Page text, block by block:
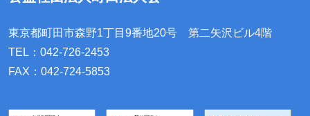
東京都町田市森野1丁目9番地20号 第二矢沢ビル4階
TEL：042-726-2453
FAX：042-724-5853